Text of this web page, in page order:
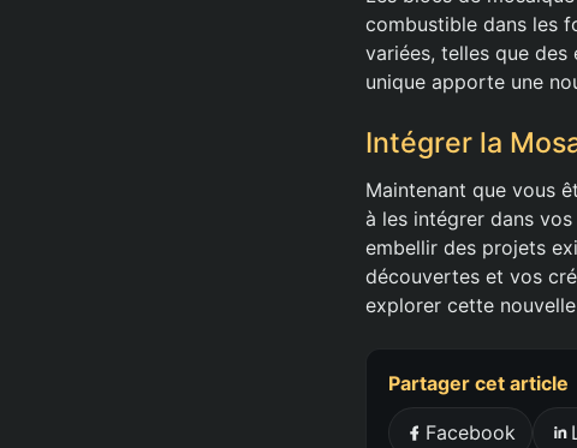
combustible dans les
variées, telles que
unique apporte une
Intégrer la
Maintenant que vous
à les intégrer dans
embellir des projets
découvertes et vos
explorer cette
Partager cet article
Facebook